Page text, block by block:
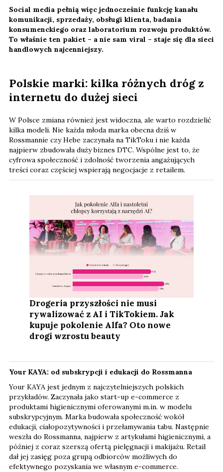
Social media pełnią więc jednocześnie funkcję kanału
komunikacji, sprzedaży, obsługi klienta, badania
konsumenckiego oraz laboratorium rozwoju produktów.
To właśnie ten pakiet – a nie sam viral – staje się dla sieci
handlowych najcenniejszy.
Polskie marki: kilka różnych dróg z
internetu do dużej sieci
W Polsce zmiana również jest widoczna, ale warto rozdzielić
kilka modeli. Nie każda młoda marka obecna dziś w
Rossmannie czy Hebe zaczynała na TikToku i nie każda
najpierw zbudowała duży biznes DTC. Wspólne jest to, że
cyfrowa społeczność i zdolność tworzenia angażujących
treści coraz częściej wspierają negocjacje z retailem.
Drogeria przyszłości nie musi
rywalizować z AI i TikTokiem. Jak
kupuje pokolenie Alfa? Oto nowe
drogi wzrostu beauty
Your KAYA: od subskrypcji i edukacji do Rossmanna
Your KAYA jest jednym z najczytelniejszych polskich
przykładów. Zaczynała jako start-up e-commerce z
produktami higienicznymi oferowanymi m.in. w modelu
subskrypcyjnym. Marka budowała społeczność wokół
edukacji, ciałopozytywności i przełamywania tabu. Następnie
weszła do Rossmanna, najpierw z artykułami higienicznymi, a
później z coraz szerszą ofertą pielęgnacji i makijażu. Retail
dał jej zasięg poza grupą odbiorców możliwych do
efektywnego pozyskania we własnym e-commerce.